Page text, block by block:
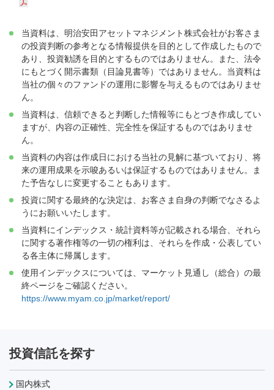
当資料は、明治安田アセットマネジメント株式会社がお客さま
の投資判断の参考となる情報提供を目的として作成したもので
あり、投資勧誘を目的とするものではありません。また、法令
にもとづく開示書類（目論見書等）ではありません。当資料は
当社の個々のファンドの運用に影響を与えるものではありませ
ん。
当資料は、信頼できると判断した情報等にもとづき作成してい
ますが、内容の正確性、完全性を保証するものではありませ
ん。
当資料の内容は作成日における当社の見解に基づいており、将
来の運用成果を示唆あるいは保証するものではありません。ま
た予告なしに変更することもあります。
投資に関する最終的な決定は、お客さま自身の判断でなさるよ
うにお願いいたします。
当資料にインデックス・統計資料等が記載される場合、それら
に関する著作権等の一切の権利は、それらを作成・公表してい
る各主体に帰属します。
使用インデックスについては、マーケット見通し（総合）の最
終ページをご確認ください。
https://www.myam.co.jp/market/report/
投資信託を探す
国内株式